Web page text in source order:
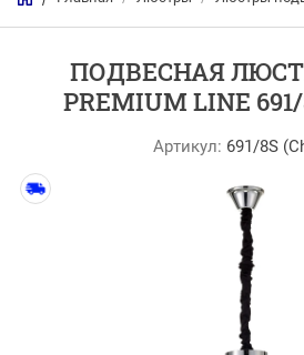
ПОДВЕСНАЯ
PREMIUM LINE
Артикул: 691/8S